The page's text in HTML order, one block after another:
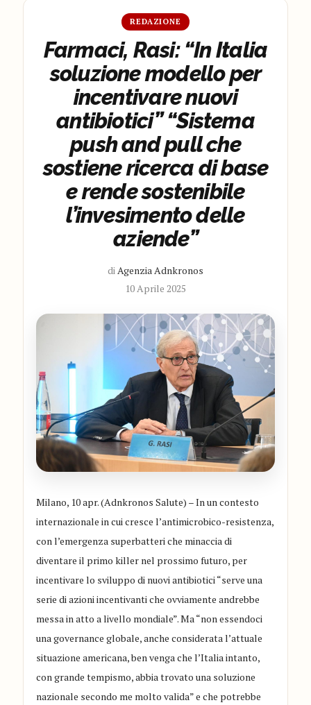
REDAZIONE
Farmaci, Rasi: “In Italia
soluzione modello per
incentivare nuovi
antibiotici” “Sistema
push and pull che
sostiene ricerca di base
e rende sostenibile
l’invesimento delle
aziende”
di Agenzia Adnkronos
10 Aprile 2025
Milano, 10 apr. (Adnkronos Salute) – In un contesto
internazionale in cui cresce l’antimicrobico-resistenza,
con l’emergenza superbatteri che minaccia di
diventare il primo killer nel prossimo futuro, per
incentivare lo sviluppo di nuovi antibiotici “serve una
serie di azioni incentivanti che ovviamente andrebbe
messa in atto a livello mondiale”. Ma “non essendoci
una governance globale, anche considerata l’attuale
situazione americana, ben venga che l’Italia intanto,
con grande tempismo, abbia trovato una soluzione
nazionale secondo me molto valida” e che potrebbe